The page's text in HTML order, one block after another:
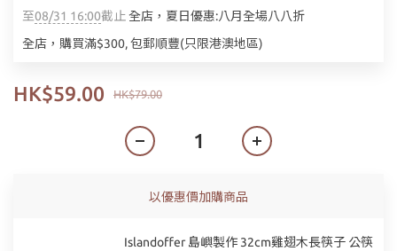
至08/31 16:00截止全店，夏日優惠:八月全場八八折
全店，購買滿$300, 包郵順豐(只限港澳地區)
HK$79.00
HK$59.00
以優惠價加購商品
Islandoffer 島嶼製作 32cm雞翅木長筷子 公筷